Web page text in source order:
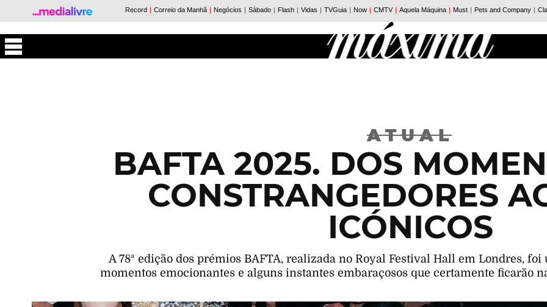
ATUAL
BAFTA 2025. DOS
CONSTRANGEDORES
ICÓNICOS
A 78ª edição dos prémios BAFTA, realizada no Royal Festival Hall em Londres,
momentos emocionantes e alguns instantes embaraçosos que certamente ficarão